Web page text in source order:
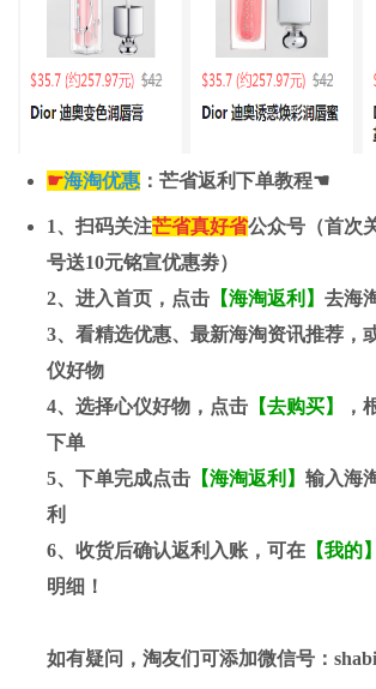
☛海淘优惠 ：芒省返利下单教程☚
1、扫码关注芒省真好省公众号（首次
号送10元铭宣优惠劵）
2、进入首页，点击 【海淘返利】 去海
3、看精选优惠、最新海淘资讯推荐，
仪好物
4、选择心仪好物，点击 【去购买】
，
下单
5、下单完成点击 【海淘返利】 输入海
利
6、收货后确认返利入账，可在 【我的】
明细！
如有疑问，淘友们可添加微信号：